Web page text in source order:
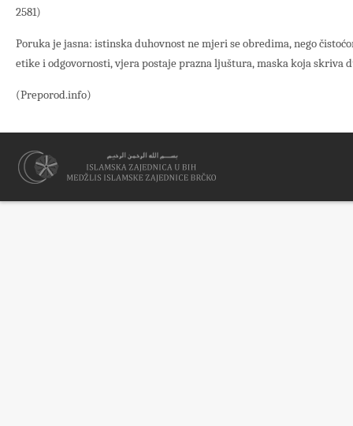
2581)
Poruka je jasna: istinska duhovnost ne mjeri se obredima, nego
etike i odgovornosti, vjera postaje prazna ljuštura, maska koja skriva
(Preporod.info)